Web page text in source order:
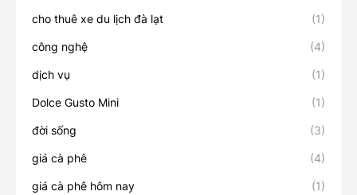
cho thuê xe du lịch đà lạt (1)
công nghệ (4)
dịch vụ (1)
Dolce Gusto Mini (1)
đời sống (3)
giá cà phê (4)
giá cà phê hôm nay (1)